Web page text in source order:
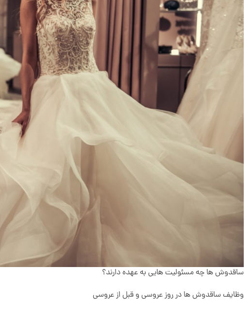
ساقدوش ها چه مسئولیت هایی به عهده دارند؟
وظایف ساقدوش ها در روز عروسی و قبل از عروسی